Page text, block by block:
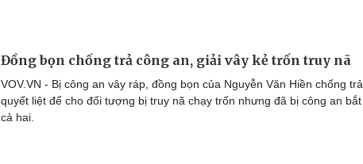
Đồng bọn chống trả công an, giải vây kẻ trốn truy nã
VOV.VN - Bị công an vây ráp, đồng bọn của Nguyễn Văn Hiền chống trả
quyết liệt để cho đối tượng bị truy nã chạy trốn nhưng đã bị công an bắt
cả hai.